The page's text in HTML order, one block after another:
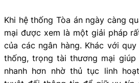
Khi hệ thống Tòa án ngày càng
mại được xem là một giải pháp
của các ngân hàng. Khác với
thống, trọng tài thương mại giúp
nhanh hơn nhờ thủ tục linh